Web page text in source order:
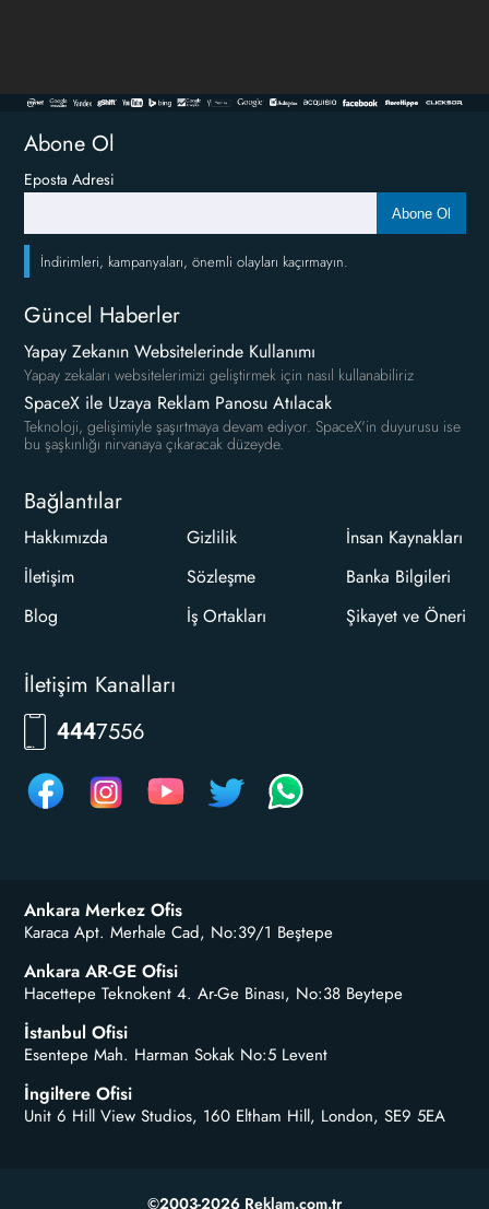
Abone Ol
Eposta Adresi
Abone Ol
İndirimleri, kampanyaları, önemli olayları kaçırmayın.
Güncel Haberler
Yapay Zekanın Websitelerinde Kullanımı
Yapay zekaları websitelerimizi geliştirmek için nasıl kullanabiliriz
SpaceX ile Uzaya Reklam Panosu Atılacak
Teknoloji, gelişimiyle şaşırtmaya devam ediyor. SpaceX'in duyurusu ise
bu şaşkınlığı nirvanaya çıkaracak düzeyde.
Bağlantılar
Hakkımızda
İletişim
Blog
Gizlilik
Sözleşme
İş Ortakları
İnsan Kaynakları
Banka Bilgileri
Şikayet ve Öneri
İletişim Kanalları
4447556
Ankara Merkez Ofis
Karaca Apt. Merhale Cad, No:39/1 Beştepe
Ankara AR-GE Ofisi
Hacettepe Teknokent 4. Ar-Ge Binası, No:38 Beytepe
İstanbul Ofisi
Esentepe Mah. Harman Sokak No:5 Levent
İngiltere Ofisi
Unit 6 Hill View Studios, 160 Eltham Hill, London, SE9 5EA
©2003-2026 Reklam.com.tr